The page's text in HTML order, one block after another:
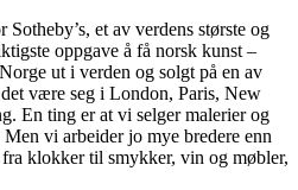
et av verdens største og
oppgave å få norsk kunst –
ut i verden og solgt på en av
være seg i London, Paris, New
En ting er at vi selger malerier og
vi arbeider jo mye bredere enn
klokker til smykker, vin og møbler,